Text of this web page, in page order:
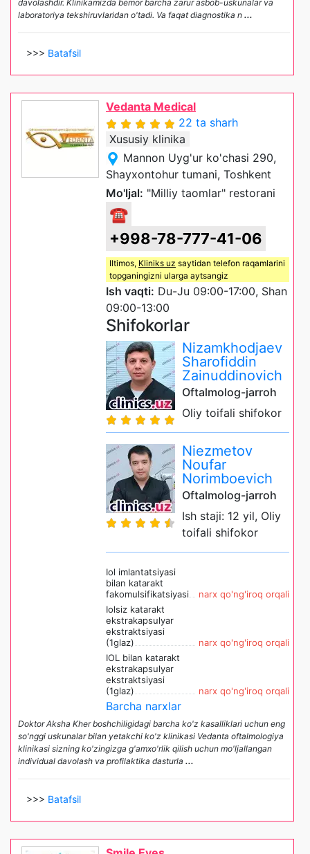
davolashdir. Klinikamizda bemor barcha zarur asbob-uskunalar va
laboratoriya tekshiruvlaridan o'tadi. Va faqat diagnostika n ...
>>> Batafsil
Vedanta Medical
22 ta sharh
Xususiy klinika
Mannon Uyg'ur ko'chasi 290,
Shayxontohur tumani, Toshkent
Mo'ljal: "Milliy taomlar" restorani
☎
+998-78-777-41-06
Iltimos, Kliniks uz saytidan telefon raqamlarini
topganingizni ularga aytsangiz
Ish vaqti: Du-Ju 09:00-17:00, Shan
09:00-13:00
Shifokorlar
Nizamkhodjaev
Sharofiddin
Zainuddinovich
Oftalmolog-jarroh
Oliy toifali shifokor
Niezmetov
Noufar
Norimboevich
Oftalmolog-jarroh
Ish staji: 12 yil, Oliy
toifali shifokor
Iol imlantatsiyasi
bilan katarakt
fakomulsifikatsiyasi
narx qo'ng'iroq orqali
Iolsiz katarakt
ekstrakapsulyar
ekstraktsiyasi
(1glaz)
narx qo'ng'iroq orqali
IOL bilan katarakt
ekstrakapsulyar
ekstraktsiyasi
(1glaz)
narx qo'ng'iroq orqali
Barcha narxlar
Doktor Aksha Kher boshchiligidagi barcha ko'z kasalliklari uchun eng
so'nggi uskunalar bilan yetakchi ko'z klinikasi Vedanta oftalmologiya
klinikasi sizning ko'zingizga g'amxo'rlik qilish uchun mo'ljallangan
individual davolash va profilaktika dasturla ...
>>> Batafsil